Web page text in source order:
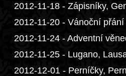
2012-11-18 - Zápisníky,
2012-11-20 - Vánoční přání
2012-11-24 - Adventní
2012-11-25 - Lugano,
2012-12-01 - Perníčky,